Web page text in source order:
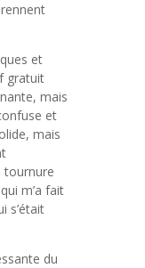
et
gratuit
mais
et
mais
tournure
m’a fait
s’était
du